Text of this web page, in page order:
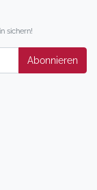
sichern!
Abonnieren